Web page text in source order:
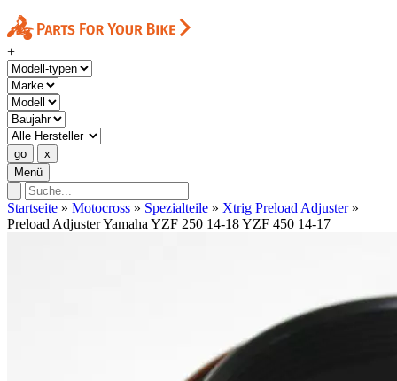
+
Menü
Startseite » Motocross » Spezialteile » Xtrig Preload Adjuster »
Preload Adjuster Yamaha YZF 250 14-18 YZF 450 14-17